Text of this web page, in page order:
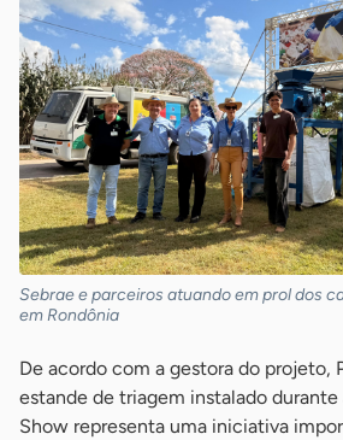
Sebrae e parceiros atuando em prol dos
em Rondônia
De acordo com a gestora do projeto,
estande de triagem instalado durante
Show representa uma iniciativa